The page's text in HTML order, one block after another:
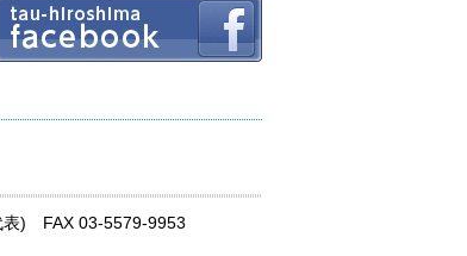
表) FAX 03-5579-9953